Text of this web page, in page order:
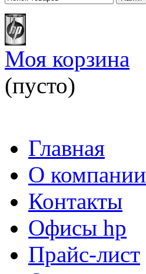
Моя корзина
(пусто)
Главная
О компании
Контакты
Офисы hp
Прайс-лист